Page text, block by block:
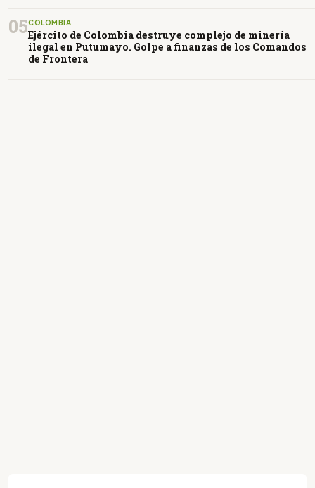
05COLOMBIA
Ejército de Colombia destruye complejo de minería
ilegal en Putumayo. Golpe a finanzas de los Comandos
de Frontera